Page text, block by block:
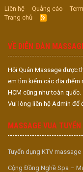
Liên hệ
Quảng cáo
Trang chủ
R
S
VỀ DIỄN ĐÀN
Hội Quán Massage được
em tìm kiếm các địa điểm
HCM cũng như toàn quốc.
Vui lòng liên hệ Admin để
MASSAGE VUA TUYỂN
Tuyển dụng KTV massage
Cộng Đồng Nghề Spa –